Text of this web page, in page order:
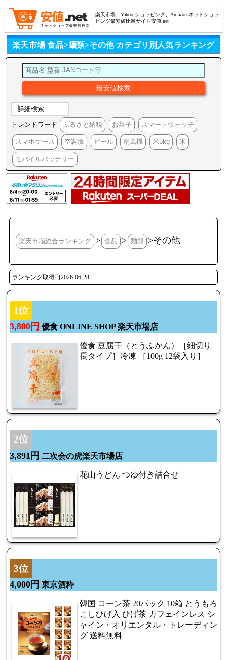
楽天市場、Yahoo!ショッピング、Amazon ネットショッ
ピング最安値比較サイト安値.net
楽天市場 食品>麺類>その他 カテゴリ別人気ランキング
詳細検索
トレンドワード ふるさと納税 お菓子 スマートウォッチ
スマホケース 空調服 ビール 扇風機 米5kg 米
モバイルバッテリー
楽天市場総合ランキング > 食品 > 麺類 >その他
ランキング取得日2026-06-28
1位
3,800円 優食 ONLINE SHOP 楽天市場店
優食 豆腐干（とうふかん）［細切り
長タイプ］冷凍 ［100g 12袋入り］
2位
3,891円 二次会の虎楽天市場店
花山うどん つゆ付き詰合せ
3位
4,000円 東京酒粋
韓国 コーン茶 20パック 10箱 とうもろ
こしひげ入 ひげ茶 カフェインレス シ
ャイン・オリエンタル・トレーディン
グ 送料無料